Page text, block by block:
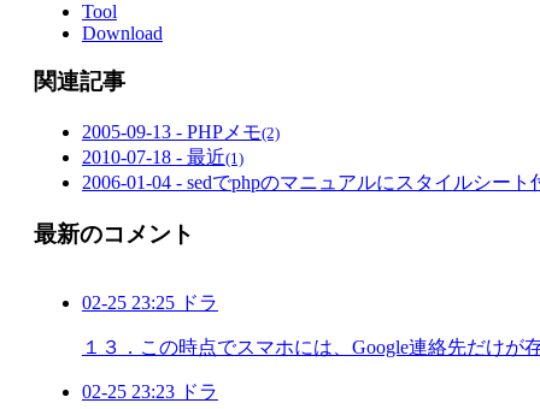
Tool
Download
関連記事
2005-09-13 - PHPメモ(2)
2010-07-18 - 最近(1)
2006-01-04 - sedでphpのマニュアルにスタイルシート
最新のコメント
02-25 23:25 ドラ
１３．この時点でスマホには、Google連絡先だけが
02-25 23:23 ドラ